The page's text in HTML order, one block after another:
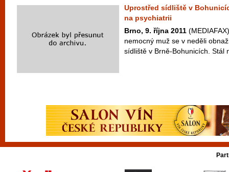
Uprostřed sídliště v
na psychiatrii
Brno, 9. října 2011
nemocný muž se v neděli
sídliště v Brně-Bohunicích. Stál